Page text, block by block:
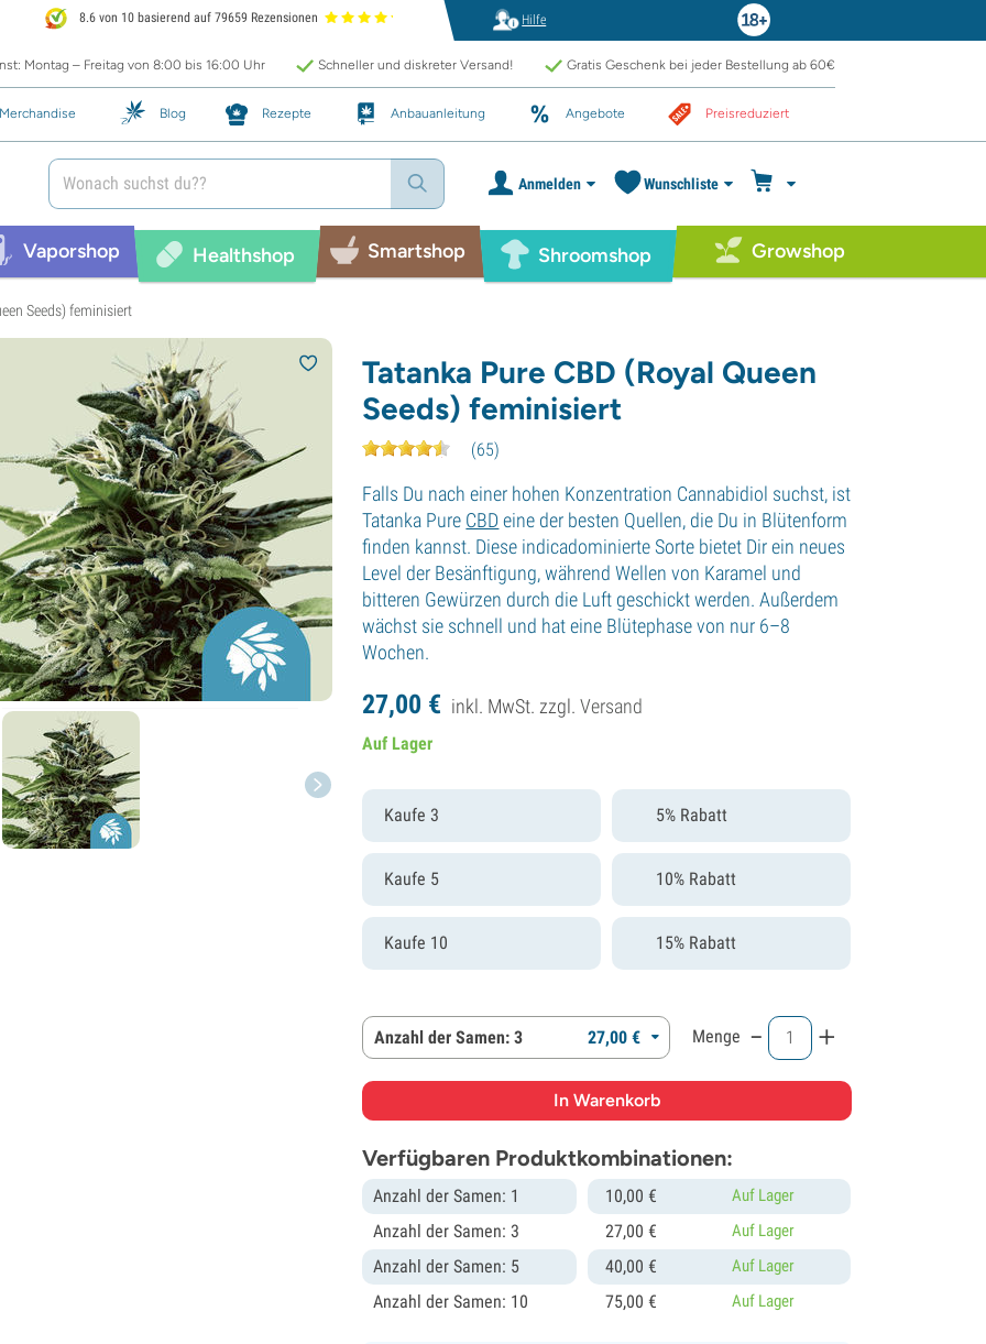
8.6 von 10 basierend auf 79659 Rezensionen Hilfe
Montag – Freitag von 8:00 bis 16:00 Uhr Schneller und diskreter Versand! Gratis Geschenk bei jeder Bestellung ab 60€
Merchandise Blog Rezepte Anbauanleitung Angebote Preisreduziert
Anmelden Wunschliste
Vaporshop Healthshop Smartshop Shroomshop Growshop
Seeds) feminisiert
Tatanka Pure CBD (Royal Queen
Seeds) feminisiert
(65)
Falls Du nach einer hohen Konzentration Cannabidiol suchst, ist
Tatanka Pure CBD eine der besten Quellen, die Du in Blütenform
finden kannst. Diese indicadominierte Sorte bietet Dir ein neues
Level der Besänftigung, während Wellen von Karamel und
bitteren Gewürzen durch die Luft geschickt werden. Außerdem
wächst sie schnell und hat eine Blütephase von nur 6–8
Wochen.
27,00 € inkl. MwSt. zzgl.Versand
Auf Lager
Kaufe 3 5% Rabatt
Kaufe 5 10% Rabatt
Kaufe 10 15% Rabatt
Anzahl der Samen: 3 27,00 € Menge - +
Verfügbaren Produktkombinationen:
Anzahl der Samen: 1 10,00 € Auf Lager
Anzahl der Samen: 3 27,00 € Auf Lager
Anzahl der Samen: 5 40,00 € Auf Lager
Anzahl der Samen: 10 75,00 € Auf Lager